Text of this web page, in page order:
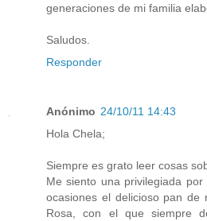
generaciones de mi familia
Saludos.
Responder
Anónimo 24/10/11 14:43
Hola Chela;
Siempre es grato leer cosas
Me siento una privilegiada
ocasiones el delicioso pan de
Rosa, con el que siempre